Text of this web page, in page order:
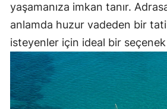
yaşamanıza imkan tanır.
anlamda huzur vadeden bir
isteyenler için ideal bir